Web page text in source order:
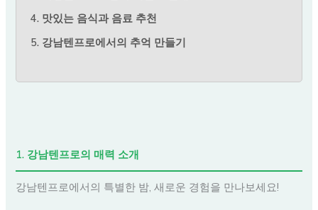
4. 맛있는 음식과 음료 추천
5. 강남텐프로에서의 추억 만들기
1. 강남텐프로의 매력 소개
강남텐프로에서의 특별한 밤, 새로운 경험을 만나보세요!